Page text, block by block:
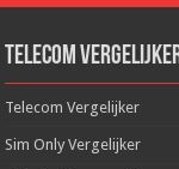
Telecom
Telecom Vergelijker
Sim Only Vergelijker